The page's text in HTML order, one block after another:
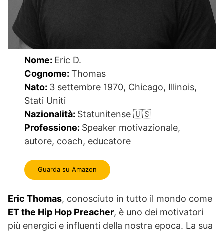
Nome: Eric D.
Cognome:Thomas
Nato: 3 settembre 1970, Chicago, Illinois,
Stati Uniti
Nazionalità: Statunitense 🇺🇸
Professione: Speaker motivazionale,
autore, coach, educatore
Guarda su Amazon
Eric Thomas, conosciuto in tutto il mondo come
ET the Hip Hop Preacher, è uno dei motivatori
più energici e influenti della nostra epoca. La sua